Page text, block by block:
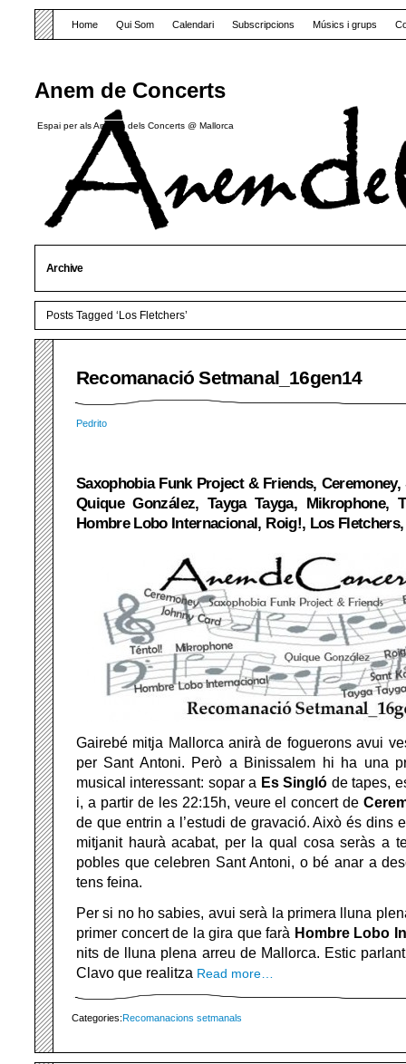
Anem de Concerts
Espai per als Amants dels Concerts @ Mallorca
Home Qui Som Calendari Subscripcions Músics i grups
Archive
Posts Tagged ‘Los Fletchers’
Recomanació Setmanal_16gen14
Pedrito
Saxophobia Funk Project & Friends,
Quique González, Tayga Tayga, Mikrophone,
Hombre Lobo Internacional, Roig!, Los
Gairebé mitja Mallorca anirà de foguerons avui
per Sant Antoni. Però a Binissalem hi ha una
musical interessant: sopar a Es Singló de tapes,
i, a partir de les 22:15h, veure el concert de
de que entrin a l’estudi de gravació. Això és dins
mitjanit haurà acabat, per la qual cosa seràs a
pobles que celebren Sant Antoni, o bé anar a
tens feina.
Per si no ho sabies, avui serà la primera lluna
primer concert de la gira que farà Hombre Lobo
nits de lluna plena arreu de Mallorca. Estic
Clavo que realitza Read more…
Categories:Recomanacions setmanals